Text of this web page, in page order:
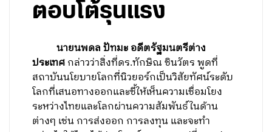
ตอบโต้รุนแรง
นายนพดล ปัทมะ อดีตรัฐมนตรีต่าง
ประเทศกล่าวว่าสิ่งที่ดร.ทักษิณ ชินวัตร พูดที่
สถาบันนโยบายโลกที่นิวยอร์กเป็นวิสัยทัศน์ระดับ
โลกที่เสนอทางออกและชี้ให้เห็นความเชื่อมโยง
ระหว่างไทยและโลกผ่านความสัมพันธ์ในด้าน
ต่างๆ เช่น การส่งออก การลงทุน และจะทำ